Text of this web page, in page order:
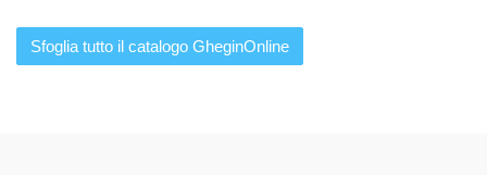
Sfoglia tutto il catalogo GheginOnline